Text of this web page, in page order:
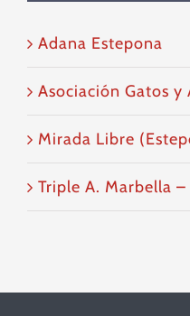
Adana Estepona
Asociación Gatos y
Mirada Libre
Triple A. Marbella